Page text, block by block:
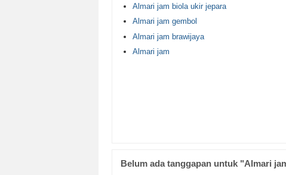
Almari jam biola ukir jepara
Almari jam gembol
Almari jam brawijaya
Almari jam
Belum ada tanggapan untuk "Almari